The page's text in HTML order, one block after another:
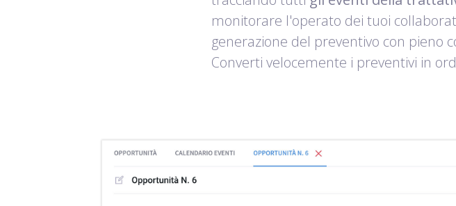
monitorare l'operato dei tuoi
generazione del preventivo con pieno
Converti velocemente i preventivi in